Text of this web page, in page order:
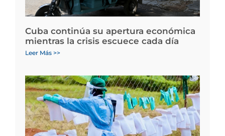
Cuba continúa su apertura económica
mientras la crisis escuece cada día
Leer Más >>